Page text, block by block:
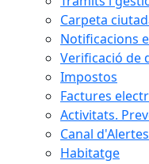
Carpeta
Notificacions
Verificació de
Impostos
Factures
Activitats.
Canal d'Alertes
Habitatge